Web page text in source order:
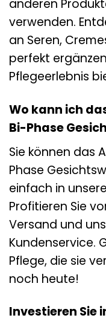
anderen
verwenden.
an Seren,
perfekt
Pflegeerlebnis
Wo kann ich
Bi-Phase
Sie können das
Phase
einfach in
Profitieren Sie
Versand und
Kundenservice.
Pflege, die sie
noch heute!
Investieren Sie